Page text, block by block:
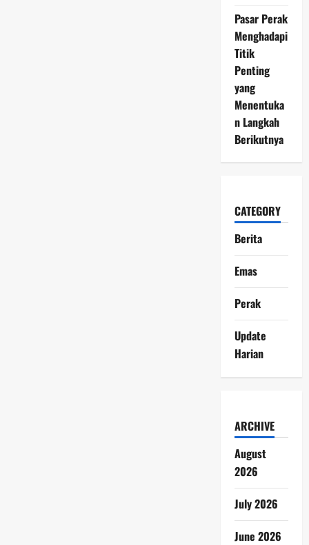
Pasar Perak
Menghadapi
Titik
Penting
yang
Menentuka
n Langkah
Berikutnya
CATEGORY
Berita
Emas
Perak
Update
Harian
ARCHIVE
August
2026
July 2026
June 2026